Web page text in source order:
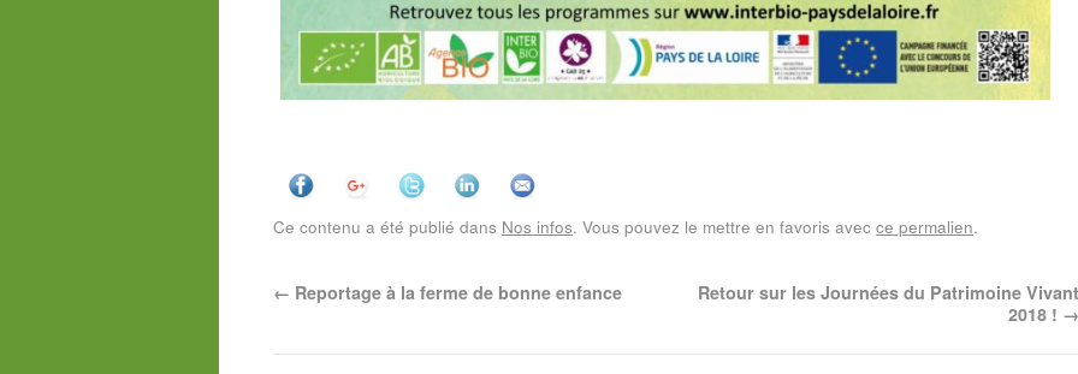
Ce contenu a été publié dans Nos infos. Vous pouvez le mettre en favoris avec ce permalien.
← Reportage à la ferme de bonne enfance
Retour sur les Journées du Patrimoine Vivant
2018 ! →